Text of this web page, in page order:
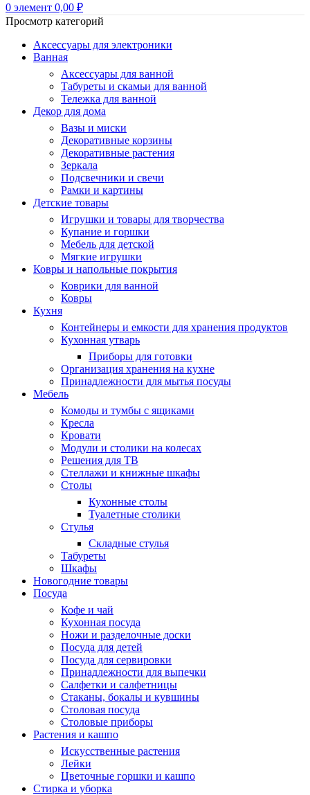
0 элемент 0,00 ₽
Просмотр категорий
Аксессуары для электроники
Ванная
Аксессуары для ванной
Табуреты и скамьи для ванной
Тележка для ванной
Декор для дома
Вазы и миски
Декоративные корзины
Декоративные растения
Зеркала
Подсвечники и свечи
Рамки и картины
Детские товары
Игрушки и товары для творчества
Купание и горшки
Мебель для детской
Мягкие игрушки
Ковры и напольные покрытия
Коврики для ванной
Ковры
Кухня
Контейнеры и емкости для хранения продуктов
Кухонная утварь
Приборы для готовки
Организация хранения на кухне
Принадлежности для мытья посуды
Мебель
Комоды и тумбы с ящиками
Кресла
Кровати
Модули и столики на колесах
Решения для ТВ
Стеллажи и книжные шкафы
Столы
Кухонные столы
Туалетные столики
Стулья
Складные стулья
Табуреты
Шкафы
Новогодние товары
Посуда
Кофе и чай
Кухонная посуда
Ножи и разделочные доски
Посуда для детей
Посуда для сервировки
Принадлежности для выпечки
Салфетки и салфетницы
Стаканы, бокалы и кувшины
Столовая посуда
Столовые приборы
Растения и кашпо
Искусственные растения
Лейки
Цветочные горшки и кашпо
Стирка и уборка